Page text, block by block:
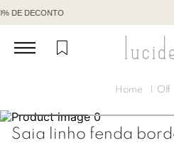
BENEFÍCIOS EXCLUSIVOS
Off
Saia linho fenda